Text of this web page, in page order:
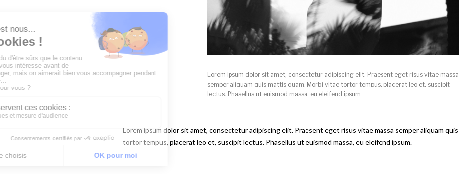
Lorem ipsum dolor sit amet, consectetur adipiscing elit. Praesent eget risus vitae massa
semper aliquam quis mattis quam. Morbi vitae tortor tempus, placerat leo et, suscipit
lectus. Phasellus ut euismod massa, eu eleifend ipsum
Lorem ipsum dolor sit amet, consectetur adipiscing elit. Praesent eget risus vitae massa semper aliquam
tortor tempus, placerat leo et, suscipit lectus. Phasellus ut euismod massa, eu eleifend ipsum.